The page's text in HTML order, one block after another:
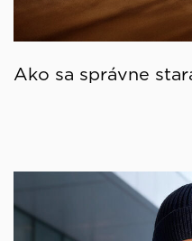
Ako sa správne